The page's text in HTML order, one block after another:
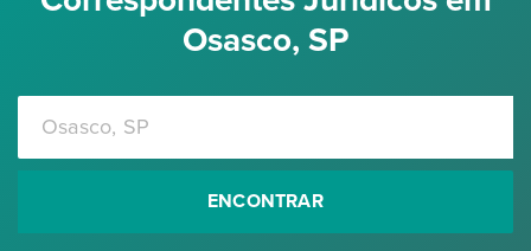
Osasco, SP
ENCONTRAR